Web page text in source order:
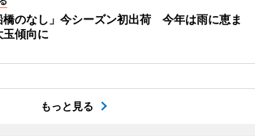
橋のなし」今シーズン初出荷 今年は雨に恵ま
玉傾向に
もっと見る